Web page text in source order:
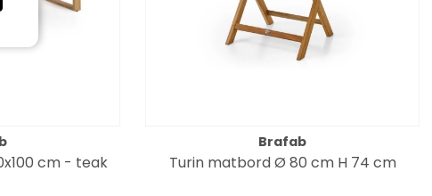
cm - teak
Brafab
Turin matbord Ø 80 cm H 74 cm